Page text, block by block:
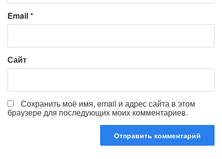
Email*
Сайт
Сохранить моё имя, email и адрес сайта в этом
браузере для последующих моих комментариев.